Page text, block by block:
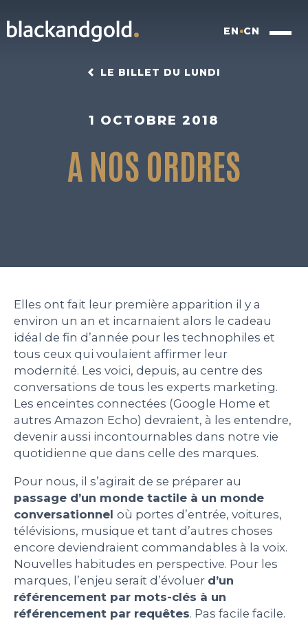
EN CN
INSIGHTFUL BRANDING
BLACKBOX
WORK
PEOPLE
LE BILLET DU LUNDI
CONTACT
Mentions légales
Politique de protection des données
personnelles
Plan du site
LE BILLET DU LUNDI
1 OCTOBRE 2018
A NOS ORDRES
Elles ont fait leur première apparition il y a
environ un an et incarnaient alors le cadeau
idéal de fin d’année pour les technophiles et
tous ceux qui voulaient affirmer leur
modernité. Les voici, depuis, au centre des
conversations de tous les experts marketing.
Les enceintes connectées (Google Home et
autres Amazon Echo) devraient, à les entendre,
devenir aussi incontournables dans notre vie
quotidienne que dans celle des marques.
Pour nous, il s’agirait de se préparer au
passage d’un monde tactile à un monde
conversationnel où portes d’entrée, voitures,
télévisions, musique et tant d’autres choses
encore deviendraient commandables à la voix.
Nouvelles habitudes en perspective. Pour les
marques, l’enjeu serait d’évoluer d’un
référencement par mots-clés à un
référencement par requêtes. Pas facile facile.